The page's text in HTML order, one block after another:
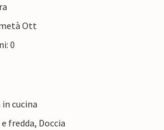
Ott
0
in cucina
fredda, Doccia